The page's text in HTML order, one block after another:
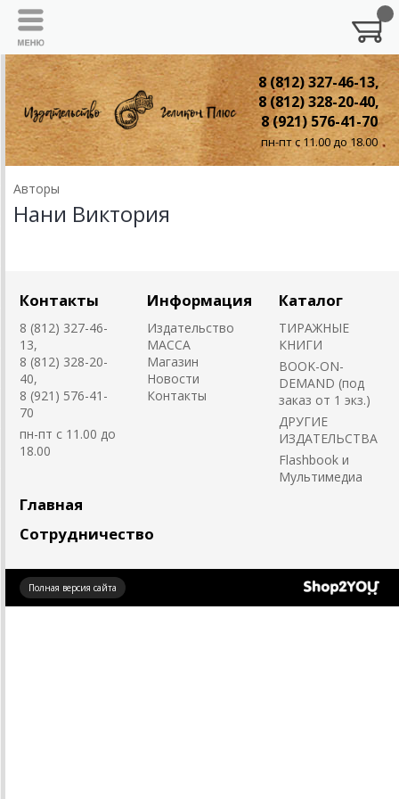
8 (812) 327-46-13,
8 (812) 328-20-40,
8 (921) 576-41-70
пн-пт с 11.00 до 18.00
Авторы
Нани Виктория
Контакты
8 (812) 327-46-
13,
8 (812) 328-20-
40,
8 (921) 576-41-
70
пн-пт с 11.00 до
18.00
Информация
Издательство
MACCA
Магазин
Новости
Контакты
Каталог
ТИРАЖНЫЕ
КНИГИ
BOOK-ON-
DEMAND (под
заказ от 1 экз.)
ДРУГИЕ
ИЗДАТЕЛЬСТВА
Flashbook и
Мультимедиа
Главная
Сотрудничество
Полная версия сайта